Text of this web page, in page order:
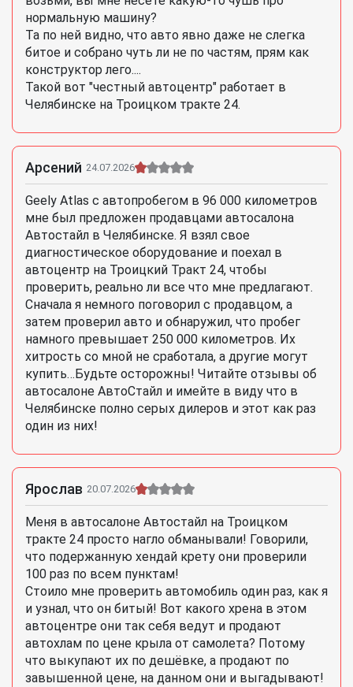
нормальную машину?
Та по ней видно, что авто явно даже не слегка
битое и собрано чуть ли не по частям, прям как
конструктор лего....
Такой вот "честный автоцентр" работает в
Челябинске на Троицком тракте 24.
Арсений 24.07.2026
Geely Atlas с автопробегом в 96 000 километров
мне был предложен продавцами автосалона
Автостайл в Челябинске. Я взял свое
диагностическое оборудование и поехал в
автоцентр на Троицкий Тракт 24, чтобы
проверить, реально ли все что мне предлагают.
Сначала я немного поговорил с продавцом, а
затем проверил авто и обнаружил, что пробег
намного превышает 250 000 километров. Их
хитрость со мной не сработала, а другие могут
купить…Будьте осторожны! Читайте отзывы об
автосалоне АвтоСтайл и имейте в виду что в
Челябинске полно серых дилеров и этот как раз
один из них!
Ярослав 20.07.2026
Меня в автосалоне Автостайл на Троицком
тракте 24 просто нагло обманывали! Говорили,
что подержанную хендай крету они проверили
100 раз по всем пунктам!
Стоило мне проверить автомобиль один раз, как я
и узнал, что он битый! Вот какого хрена в этом
автоцентре они так себя ведут и продают
автохлам по цене крыла от самолета? Потому
что выкупают их по дешёвке, а продают по
завышенной цене, на данном они и выгадывают!